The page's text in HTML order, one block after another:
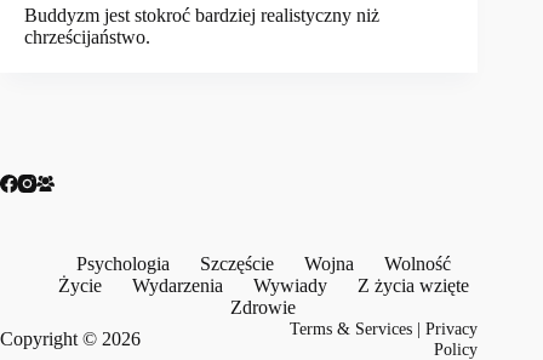
Buddyzm jest stokroć bardziej realistyczny niż
chrześcijaństwo.
Psychologia Szczęście Wojna
Wolność
Życie
Wydarzenia Wywiady
Z życia wzięte
Zdrowie
Copyright © 2026
Terms & Services |Privacy
Policy